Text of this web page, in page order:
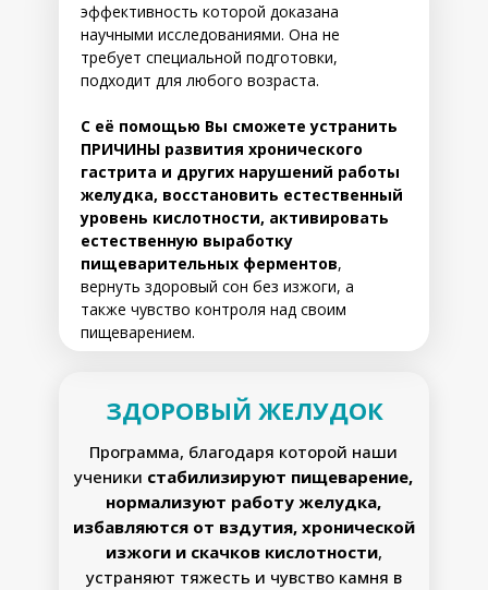
ЗДОРОВЫЙ ЖЕЛУДОК
Программа, благодаря которой наши
ученики стабилизируют пищеварение,
нормализуют работу желудка,
избавляются от вздутия, хронической
изжоги и скачков кислотности,
устраняют тяжесть и чувство камня в
эффективность которой доказана
научными исследованиями. Она не
требует специальной подготовки,
подходит для любого возраста.
С её помощью Вы сможете устранить
ПРИЧИНЫ развития хронического
гастрита и других нарушений работы
желудка, восстановить естественный
уровень кислотности, активировать
естественную выработку
пищеварительных ферментов,
вернуть здоровый сон без изжоги, а
также чувство контроля над своим
пищеварением.